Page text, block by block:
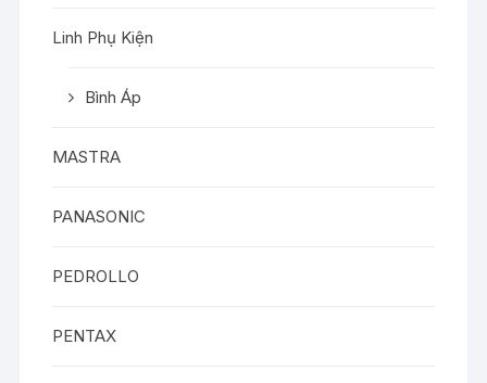
Linh Phụ Kiện
Bình Áp
MASTRA
PANASONIC
PEDROLLO
PENTAX